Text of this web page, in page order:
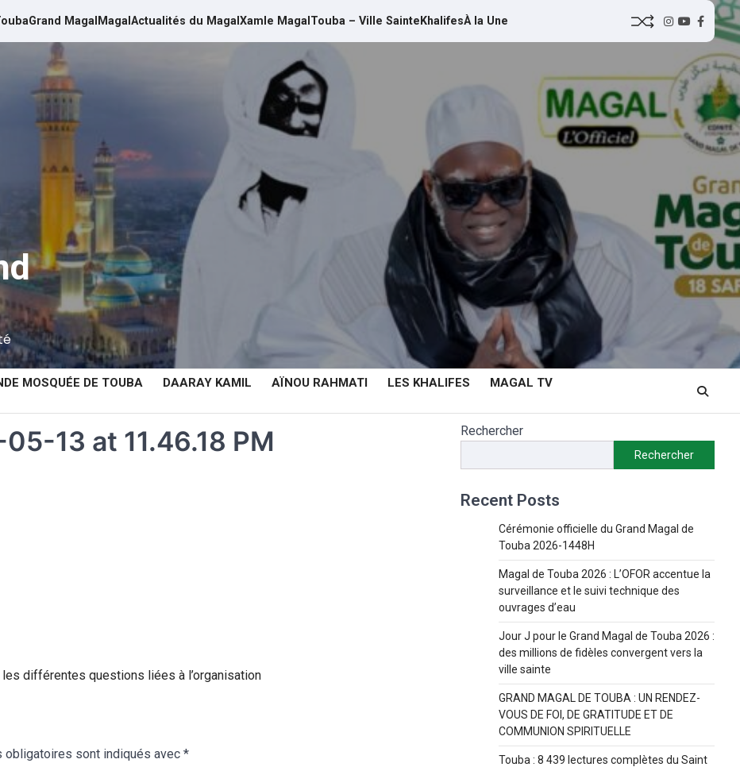
Grand Magal Magal Actualités du Magal Xamle Magal Touba – Ville Sainte KhalifesÀ la Une
MOSQUÉE DE TOUBA DAARAY KAMIL AÏNOU RAHMATI LES KHALIFES
MAGAL TV
13 at 11.46.18 PM
les différentes questions liées à l’organisation
obligatoires sont indiqués avec *
Rechercher
Rechercher
Recent Posts
Cérémonie officielle du Grand Magal de
Touba 2026-1448H
Magal de Touba 2026 : L’OFOR accentue la
surveillance et le suivi technique des
ouvrages d’eau
Jour J pour le Grand Magal de Touba 2026 :
des millions de fidèles convergent vers la
ville sainte
GRAND MAGAL DE TOUBA : UN RENDEZ-
VOUS DE FOI, DE GRATITUDE ET DE
COMMUNION SPIRITUELLE
Touba : 8 439 lectures complètes du Saint